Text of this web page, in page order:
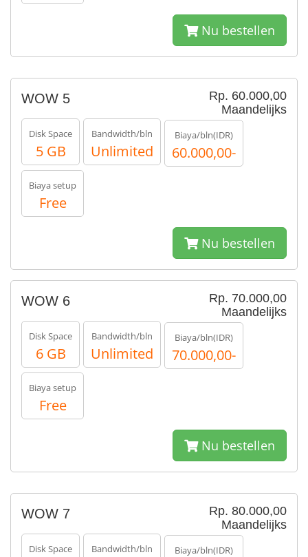
Nu bestellen
Rp. 60.000,00
Maandelijks
WOW 5
Disk Space
5 GB
Bandwidth/bln
Unlimited
Biaya/bln(IDR)
60.000,00-
Biaya setup
Free
Nu bestellen
Rp. 70.000,00
Maandelijks
WOW 6
Disk Space
6 GB
Bandwidth/bln
Unlimited
Biaya/bln(IDR)
70.000,00-
Biaya setup
Free
Nu bestellen
Rp. 80.000,00
Maandelijks
WOW 7
Disk Space Bandwidth/bln Biaya/bln(IDR)